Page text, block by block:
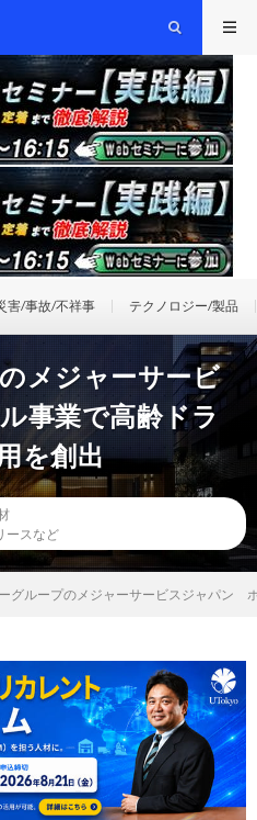
害/事故/不祥事 テクノロジー/製品
メジャーサービ
事業で高齢ドラ
を創出
ースなど
グループのメジャーサービスジャパン